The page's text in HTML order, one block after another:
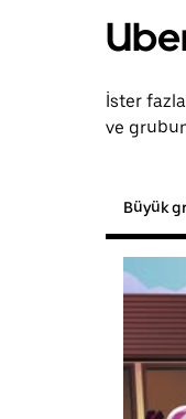
İster
ve
Büyük